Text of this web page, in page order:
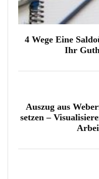
4 Wege Eine
Ihr
Auszug aus
setzen –